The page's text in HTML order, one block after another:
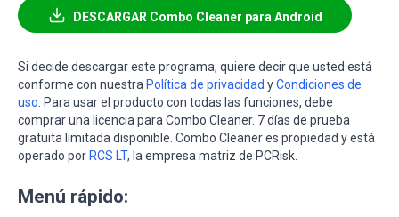
DESCARGAR Combo Cleaner para Android
Si decide descargar este programa, quiere decir que usted está
conforme con nuestra Política de privacidad yCondiciones de
uso. Para usar el producto con todas las funciones, debe
comprar una licencia para Combo Cleaner. 7 días de prueba
gratuita limitada disponible. Combo Cleaner es propiedad y está
operado por RCS LT, la empresa matriz de PCRisk.
Menú rápido: